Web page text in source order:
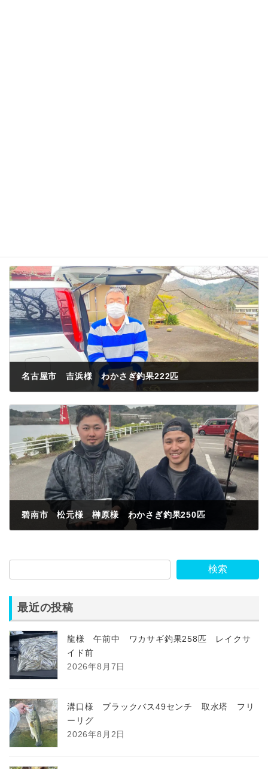
名古屋市 吉浜様 わかさぎ釣果222匹
碧南市 松元様 榊原様 わかさぎ釣果250匹
検索
最近の投稿
龍様 午前中 ワカサギ釣果258匹 レイクサ
イド前
2026年8月7日
溝口様 ブラックバス49センチ 取水塔 フリ
ーリグ
2026年8月2日